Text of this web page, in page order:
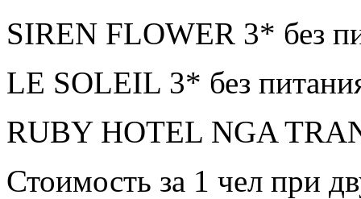
SIREN FLOWER 3* без
LE SOLEIL 3* без
RUBY HOTEL NGA
Стоимость за 1 чел при